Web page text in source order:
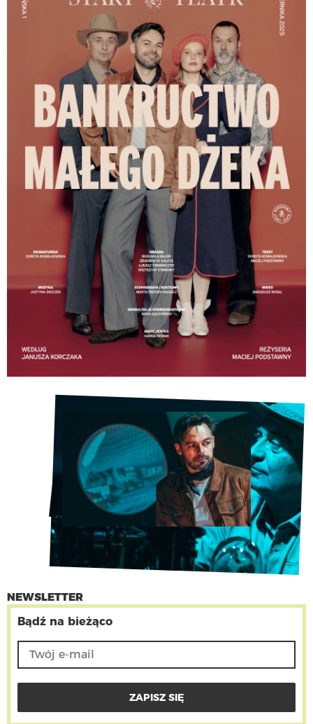
ograniczonym dostępie do kultury na terenie
Małopolski, w ramach inicjatywy „Teatr jest Wasz! –
Scena Redutowa Narodowego Starego Teatru”.
Pokazy zintegrowane będą z warsztatami
pedagogicznymi.
Nowa produkcja Narodowego Starego Teatru to nie
tylko artystyczna realizacja z najwyższym
poziomem wykonania, ale także ważny element
strategii rozwoju młodej widowni.
Czwórka aktorów – Łukasz Stawarczyk, Krzysztof
Stawowy, Bogumiła Bajor i Zbigniew W. Kaleta – za
pomocą prostych, ale skutecznych środków buduje
pomiędzy sobą sieć napięć, gdzie współczucie
miesza się z miłością, zabawa z obawą, a
podejmowane ryzyko z nauczką na przyszłość.
Piotr Gaszczyński, Teatr dla Wszystkich
Bodźce sensoryczne:
Głośna muzyka m.in. gra na perkusji, pojedyncze
krzyki i trzaski.
Bankructwo małego Dżeka – program
Wyjazdy i nagrody:
Inicjatywa „Teatr jest Wasz – Scena Redutowa
Starego Teatru”
Korczakianum – Muzeum Warszawy
Szkoła Mińsk Mazowiecki
Spektakl został przyjęty do XI Konkursu Klasyka
Licencja na korzystanie z ilustracji muzycznej
została udzielona przez Stowarzyszenie Autorów
ZAiKS.
NEWSLETTER
Bądź na bieżąco